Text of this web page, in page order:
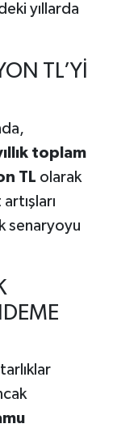
yıllarda
TL’Yİ
toplam
TL olarak
senaryoyu